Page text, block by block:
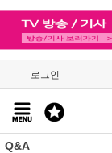
로그인
Q&A